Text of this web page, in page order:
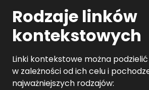
Rodzaje linków
kontekstowych
Linki kontekstowe można
w zależności od ich celu i
najważniejszych rodzajów: